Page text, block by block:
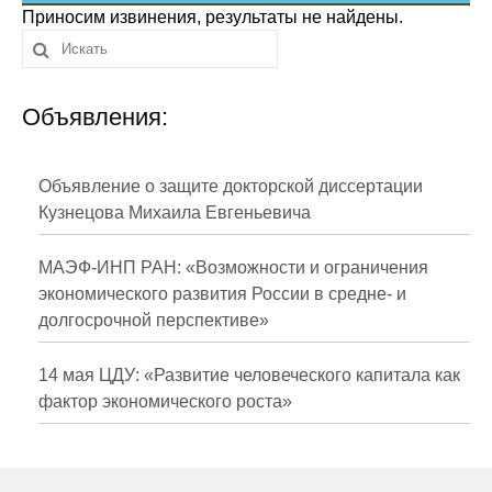
Сотрудники
Отчетность
Противодействие коррупции
Публикации
Научная жизнь
Издания
Проблемы прогнозирования
О журнале
Приносим извинения, результаты не найдены.
Объявления:
Объявление о защите докторской диссертации
Кузнецова Михаила Евгеньевича
МАЭФ-ИНП РАН: «Возможности и ограничения
экономического развития России в средне- и
долгосрочной перспективе»
14 мая ЦДУ: «Развитие человеческого капитала как
фактор экономического роста»